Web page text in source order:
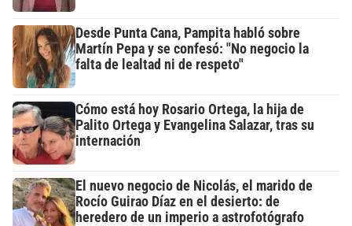
Desde Punta Cana, Pampita habló sobre
Martín Pepa y se confesó: "No negocio la
falta de lealtad ni de respeto"
Cómo está hoy Rosario Ortega, la hija de
Palito Ortega y Evangelina Salazar, tras su
internación
El nuevo negocio de Nicolás, el marido de
Rocío Guirao Díaz en el desierto: de
heredero de un imperio a astrofotógrafo